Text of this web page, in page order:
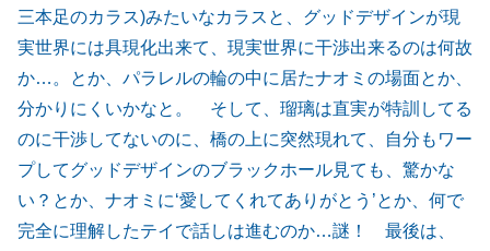
三本足のカラス)みたいなカラスと、グッドデザインが現
実世界には具現化出来て、現実世界に干渉出来るのは何故
か…。とか、パラレルの輪の中に居たナオミの場面とか、
分かりにくいかなと。 そして、瑠璃は直実が特訓してる
のに干渉してないのに、橋の上に突然現れて、自分もワー
プしてグッドデザインのブラックホール見ても、驚かな
い？とか、ナオミに‘愛してくれてありがとう’とか、何で
完全に理解したテイで話しは進むのか…謎！ 最後は、